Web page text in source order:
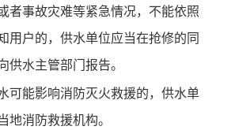
者事故灾难等紧急情况，不能依照
用户的，供水单位应当在抢修的同
供水主管部门报告。
可能影响消防灭火救援的，供水单
地消防救援机构。